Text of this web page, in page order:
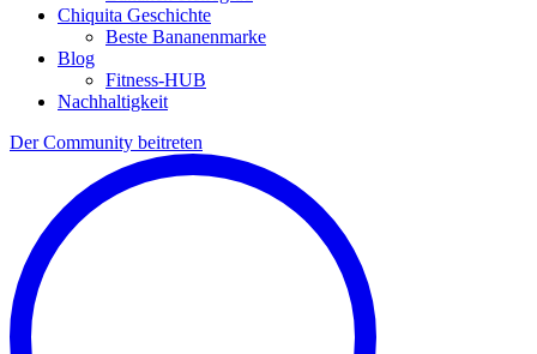
Chiquita Geschichte
Beste Bananenmarke
Blog
Fitness-HUB
Nachhaltigkeit
Der Community beitreten